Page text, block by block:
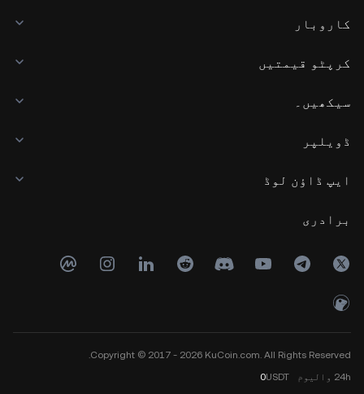
کاروبار
کرپٹو قیمتیں
سیکھیں۔
ڈویلپر
ایپ ڈاؤن لوڈ
برادری
Copyright © 2017 - 2026 KuCoin.com. All Rights Reserved.
24h والیوم 0USDT